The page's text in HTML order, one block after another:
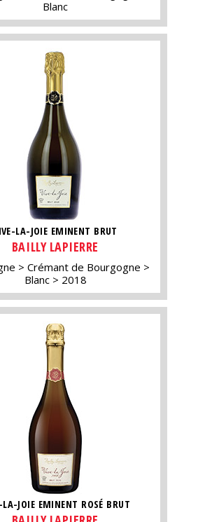
Blanc
LA-JOIE EMINENT BRUT
BAILLY LAPIERRE
Crémant de Bourgogne
Blanc
2018
LA-JOIE EMINENT ROSÉ BRUT